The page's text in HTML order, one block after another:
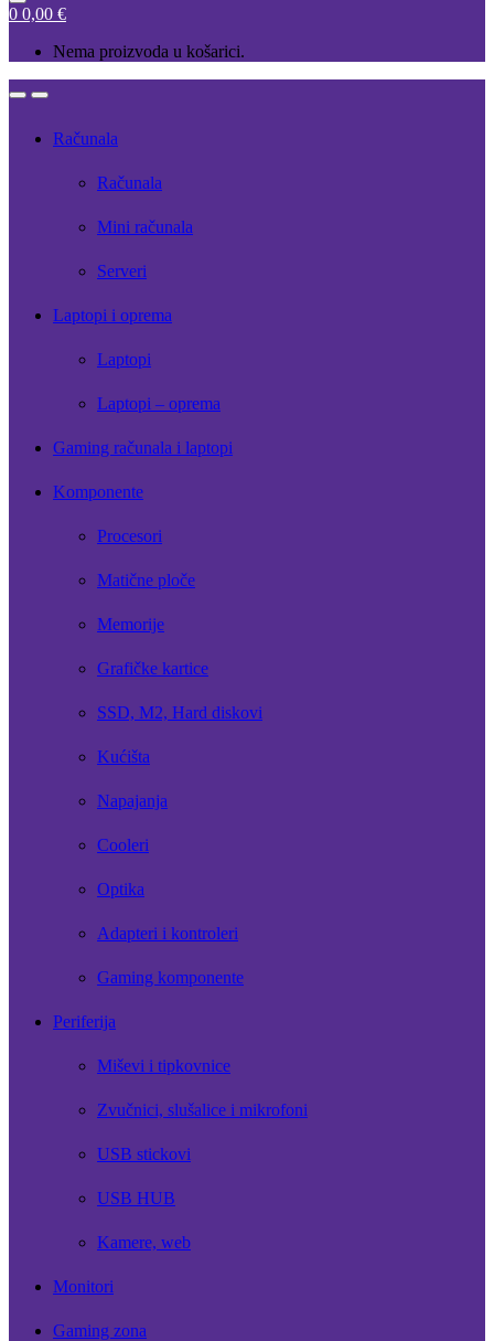
0 0,00 €
Nema proizvoda u košarici.
OpenClose
Računala
Računala
Mini računala
Serveri
Laptopi i oprema
Laptopi
Laptopi – oprema
Gaming računala i laptopi
Komponente
Procesori
Matične ploče
Memorije
Grafičke kartice
SSD, M2, Hard diskovi
Kućišta
Napajanja
Cooleri
Optika
Adapteri i kontroleri
Gaming komponente
Periferija
Miševi i tipkovnice
Zvučnici, slušalice i mikrofoni
USB stickovi
USB HUB
Kamere, web
Monitori
Gaming zona